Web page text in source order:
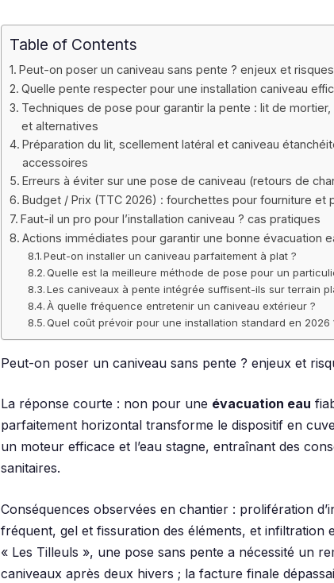
Table of Contents
Peut-on poser un caniveau sans pente ? enjeux et
Quelle pente respecter pour une installation caniveau
Techniques de pose pour garantir la pente : lit de
et alternatives
Préparation du lit, scellement latéral et caniveau
accessoires
Erreurs à éviter sur une pose de caniveau (retours de
Budget / Prix (TTC 2026) : fourchettes pour fourniture et
Faut-il un pro pour l’installation caniveau ? cas pratiques
Actions immédiates pour garantir une bonne évacuation
Peut-on installer un caniveau parfaitement à plat ?
Quelle est la meilleure méthode de pose pour un
Les caniveaux à pente intégrée suffisent-ils sur terrain
À quelle fréquence entretenir un caniveau extérieur ?
Quel coût prévoir pour une installation standard en 2026
Peut-on poser un caniveau sans pente ? enjeux et
La réponse courte : non pour une évacuation eau
parfaitement horizontal transforme le dispositif en
un moteur efficace et l’eau stagne, entraînant des
sanitaires.
Conséquences observées en chantier : prolifération
fréquent, gel et fissuration des éléments, et infiltration
« Les Tilleuls », une pose sans pente a nécessité un
caniveaux après deux hivers ; la facture finale